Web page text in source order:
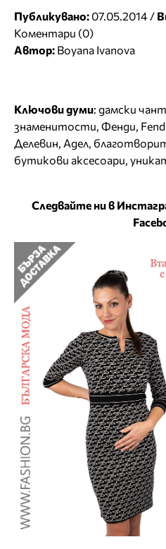
Публикувано: 07.05.2014 /
Коментари (0)
Автор: Boyana Ivanova
Ключови думи: дамски
знаменитости, Фенди,
Делевин, Адел,
бутикови аксесоари,
Следвайте ни в